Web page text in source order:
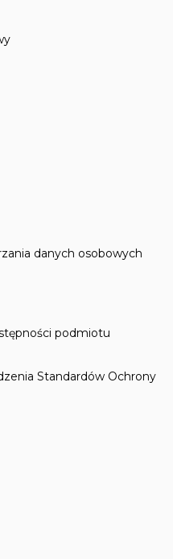
danych osobowych
podmiotu
Standardów Ochrony